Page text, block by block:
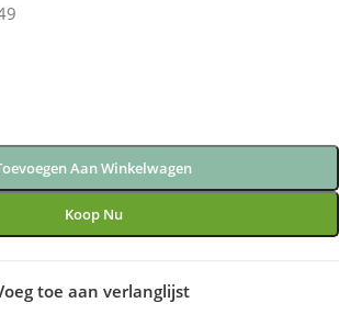
Aan Winkelwagen
Koop Nu
toe aan verlanglijst